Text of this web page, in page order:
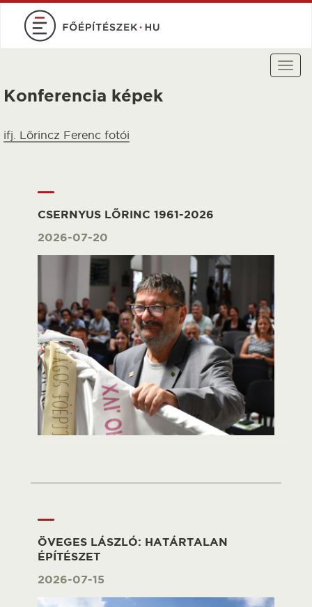
Ugrás
tartalomra
Konferencia képek
ifj. Lőrincz Ferenc fotói
CSERNYUS LŐRINC 1961-2026
2026-07-20
ÖVEGES LÁSZLÓ: HATÁRTALAN
ÉPÍTÉSZET
2026-07-15